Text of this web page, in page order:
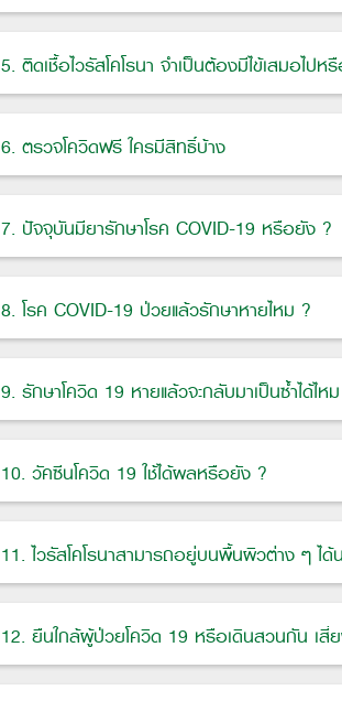
5. ติดเชื้อไวรัสโคโรนา จำเป็นต้องมีไข้เสมอไปห
6. ตรวจโควิดฟรี ใครมีสิทธิ์บ้าง
7. ปัจจุบันมียารักษาโรค COVID-19 หรือยัง ?
8. โรค COVID-19 ป่วยแล้วรักษาหายไหม ?
9. รักษาโควิด 19 หายแล้วจะกลับมาเป็นซ้ำได้ไห
10. วัคซีนโควิด 19 ใช้ได้ผลหรือยัง ?
11. ไวรัสโคโรนาสามารถอยู่บนพื้นผิวต่าง ๆ ได้
12. ยืนใกล้ผู้ป่วยโควิด 19 หรือเดินสวนกัน เสี่